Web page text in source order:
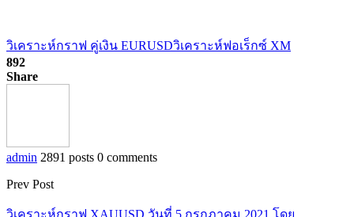
วิเคราะห์กราฟ คู่เงิน EURUSDวิเคราะห์ฟอเร็กซ์ XM
892
Share
admin 2891 posts 0 comments
Prev Post